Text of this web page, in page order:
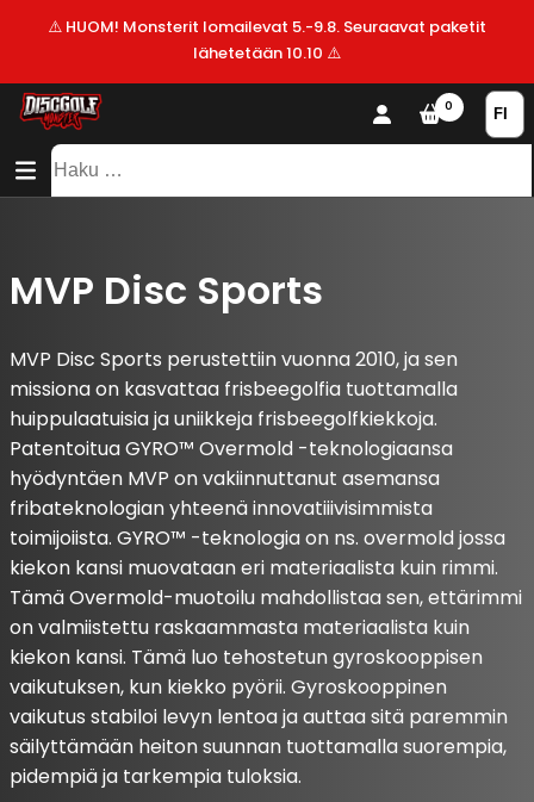
⚠️ HUOM! Monsterit lomailevat 5.-9.8. Seuraavat paketit
lähetetään 10.10 ⚠️
VALMISTAJAT
ALE!
SISÄLTÖ
SITEMAP
Haku:
0
MVP Disc Sports
MVP Disc Sports perustettiin vuonna 2010, ja sen
missiona on kasvattaa frisbeegolfia tuottamalla
huippulaatuisia ja uniikkeja frisbeegolfkiekkoja.
Patentoitua GYRO™ Overmold -teknologiaansa
hyödyntäen MVP on vakiinnuttanut asemansa
fribateknologian yhteenä innovatiiivisimmista
toimijoiista. GYRO™ -teknologia on ns. overmold jossa
kiekon kansi muovataan eri materiaalista kuin rimmi.
Tämä Overmold-muotoilu mahdollistaa sen, ettärimmi
on valmiistettu raskaammasta materiaalista kuin
kiekon kansi. Tämä luo tehostetun gyroskooppisen
vaikutuksen, kun kiekko pyörii. Gyroskooppinen
vaikutus stabiloi levyn lentoa ja auttaa sitä paremmin
säilyttämään heiton suunnan tuottamalla suorempia,
pidempiä ja tarkempia tuloksia.